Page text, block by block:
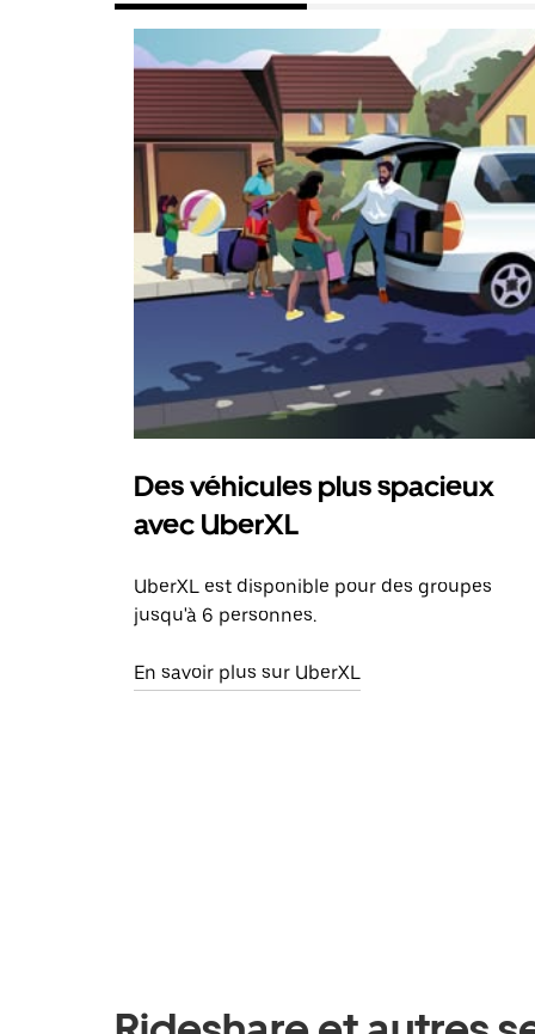
Des véhicules plus spacieux
avec UberXL
UberXL est disponible pour des groupes
jusqu'à 6 personnes.
En savoir plus sur UberXL